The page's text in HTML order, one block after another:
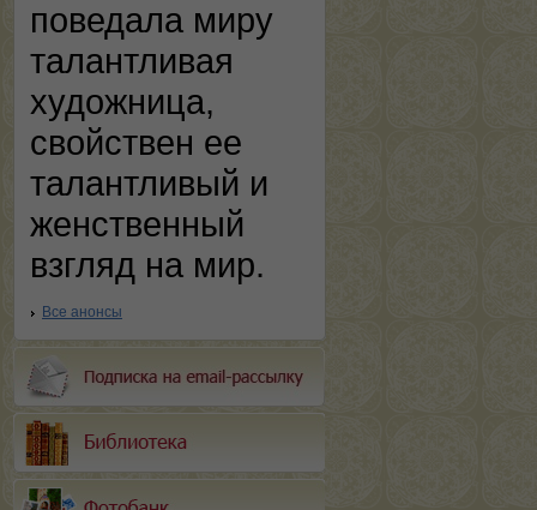
поведала миру
талантливая
художница,
свойствен ее
талантливый и
женственный
взгляд на мир.
Все анонсы